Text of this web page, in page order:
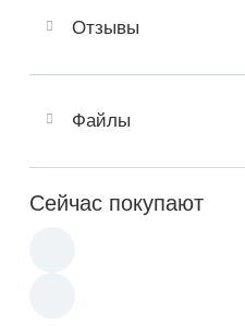
Отзывы
Файлы
Сейчас покупают